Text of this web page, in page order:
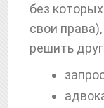
без
свои
решить